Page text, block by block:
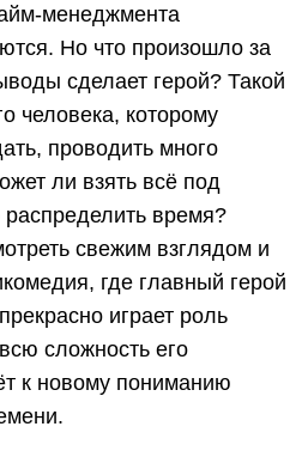
менеджмента
Но что произошло за
сделает герой? Такой
человека, которому
проводить много
ли взять всё под
время?
свежим взглядом и
где главный герой
играет роль
сложность его
к новому пониманию